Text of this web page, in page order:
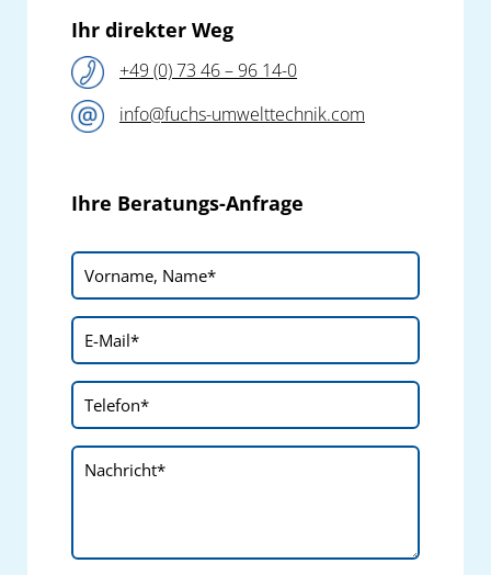
Ihr direkter Weg
+49 (0) 73 46 – 96 14-0
info@fuchs-umwelttechnik.com
Ihre Beratungs-Anfrage